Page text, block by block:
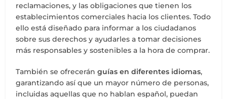
reclamaciones, y las obligaciones que tienen los
establecimientos comerciales hacia los clientes. Todo
ello está diseñado para informar a los ciudadanos
sobre sus derechos y ayudarles a tomar decisiones
más responsables y sostenibles a la hora de comprar.
También se ofreceránguías en diferentes idiomas,
garantizando así que un mayor número de personas,
incluidas aquellas que no hablan español, puedan